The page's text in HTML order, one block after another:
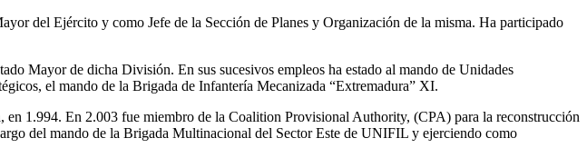
del Ejército y como Jefe de la Sección de Planes y Organización de la misma. Ha participado
Mayor de dicha División. En sus sucesivos empleos ha estado al mando de Unidades
el mando de la Brigada de Infantería Mecanizada “Extremadura” XI.
1.994. En 2.003 fue miembro de la Coalition Provisional Authority, (CPA) para la reconstrucción
del mando de la Brigada Multinacional del Sector Este de UNIFIL y ejerciendo como